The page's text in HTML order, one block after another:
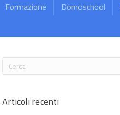
Formazione Domoschool
Articoli recenti